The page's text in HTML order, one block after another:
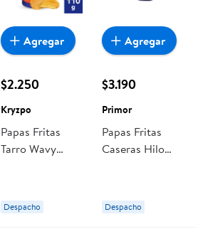
$2.250
Kryzpo
Papas Fritas
Tarro Wavy
Despacho
Agregar
$3.190
Primor
Papas Fritas
Caseras Hilo
Despacho
Agregar